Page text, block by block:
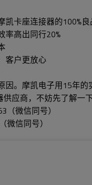
卡座连接器的100%
率高出同行20%
客户更放心
。摩凯电子用15年
应商，不妨先了解一
微信同号）
信同号）